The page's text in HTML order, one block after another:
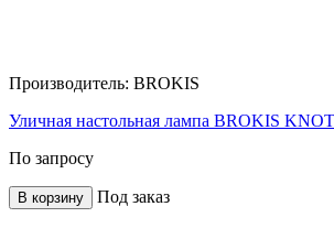
Производитель: BROKIS
Уличная настольная лампа BROKIS
По запросу
В корзину Под заказ